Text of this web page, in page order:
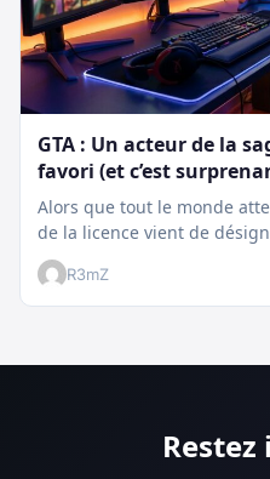
GTA : Un acteur de la
favori (et c’est
Alors que tout le monde
de la licence vient de
R3mZ